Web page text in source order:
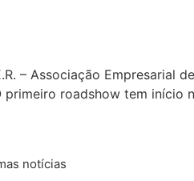
– Associação Empresarial
roadshow tem início
notícias